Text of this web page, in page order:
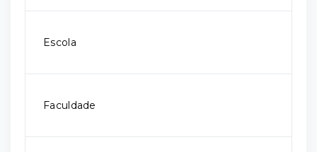
Escola
Faculdade